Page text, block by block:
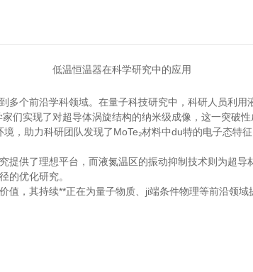
多个前沿学科领域。在量子科技研究中，科研人员利
们实现了对超导体涡旋结构的纳米级成像，这一突破性
，助力科研团队发现了MoTe₂材料中du特的电子态特
提供了理想平台，而液氮温区的振动抑制技术则为超
的优化研究。
，其持续**正在为量子物质、ji端条件物理等前沿领域